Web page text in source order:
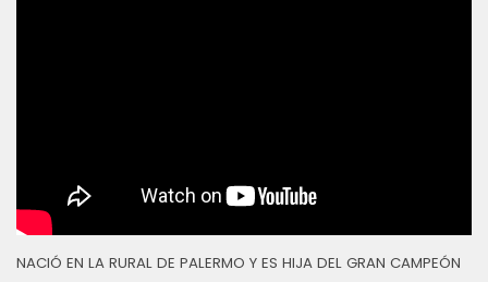
NACIÓ EN LA RURAL DE PALERMO Y ES HIJA DEL GRAN CAMPEÓN